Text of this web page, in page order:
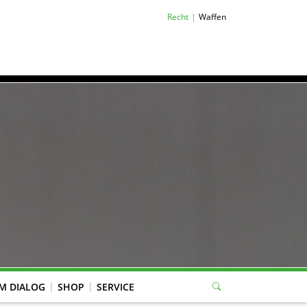
Recht Waffen
DIALOG SHOP SERVICE